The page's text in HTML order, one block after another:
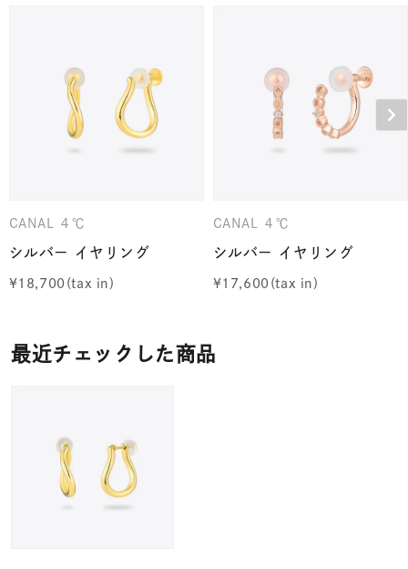
CANAL ４℃
シルバー イヤリング
¥18,700
CANAL ４℃
シルバー イヤリング
¥17,600
最近チェックした商品